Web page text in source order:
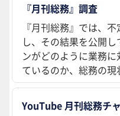
『月刊総務』調査
『月刊総務』では、
し、その結果を公開
ンがどのように業務
ているのか、総務の現
YouTube 月刊総務チ